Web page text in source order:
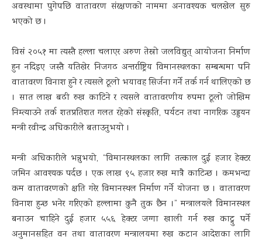
अवस्थामा पुगेपछि वातावरण संरक्षणको नाममा अनावश्यक चलखेल सुरु
भएको छ ।
विसं २०५१ मा त्यस्तै हल्ला चलाएर अरुण तेस्रो जलविद्युत् आयोजना निर्माण
हुन नदिइए जस्तै यतिखेर निजगढ अन्तर्राष्ट्रिय विमानस्थलका सम्बन्धमा पनि
वातावरण विनाश हुने र त्यसले ठूलो भयावह सिर्जना गर्ने तर्क गर्न थालिएको छ
। सात लाख बढी रुख काटिने र त्यसले वातावरणीय रुपमा ठूलो जोखिम
निम्त्याउने तर्क शतप्रतिशत गलत रहेको संस्कृति, पर्यटन तथा नागरिक उड्डयन
मन्त्री रवीन्द्र अधिकारीले बताउनुभयो ।
मन्त्री अधिकारीले भन्नुभयो, “विमानस्थलका लागि तत्काल दुई हजार हेक्टर
जमिन आवश्यक पर्दछ । एक लाख ९५ हजार रुख मात्रै काटिन्छ । कमभन्दा
कम वातावरणको क्षति गरेर विमानस्थल निर्माण गर्ने योजना छ । वातावरण
विनाश हुन्छ भनेर गरिएको हल्लामा कुनै तुक छैन ।” मन्त्रालयले विमानस्थल
बनाउन चाहिने दुई हजार ५५६ हेक्टर जग्गा खाली गर्न रुख काट्नु पर्ने
अनुमानसहित वन तथा वातावरण मन्त्रालयमा रुख कटान आदेशका लागि